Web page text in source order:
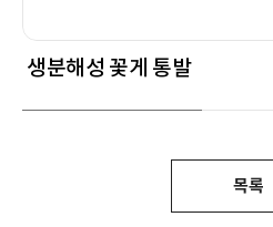
생분해성 꽃게 통발
목록